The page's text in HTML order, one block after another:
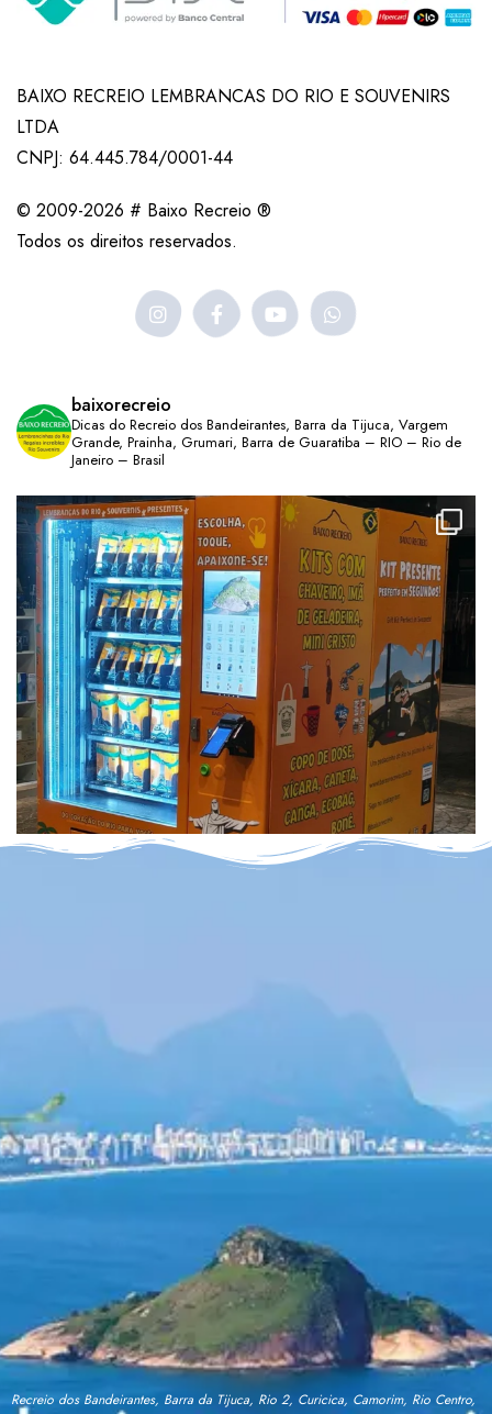
BAIXO RECREIO LEMBRANCAS DO RIO E SOUVENIRS
LTDA
CNPJ: 64.445.784/0001-44
© 2009-2026 # Baixo Recreio ®
Todos os direitos reservados.
baixorecreio
Dicas do Recreio dos Bandeirantes, Barra da Tijuca, Vargem
Grande, Prainha, Grumari, Barra de Guaratiba – RIO – Rio de
Janeiro – Brasil
Recreio dos Bandeirantes, Barra da Tijuca, Rio 2, Curicica, Camorim, Rio Centro,